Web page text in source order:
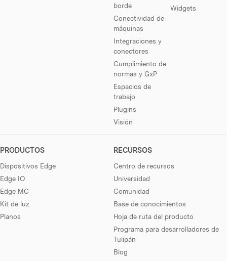
borde
Conectividad de
máquinas
Integraciones y
conectores
Cumplimiento de
normas y GxP
Espacios de
trabajo
Plugins
Visión
Widgets
PRODUCTOS
Dispositivos Edge
Edge IO
Edge MC
Kit de luz
Planos
RECURSOS
Centro de recursos
Universidad
Comunidad
Base de conocimientos
Hoja de ruta del producto
Programa para desarrolladores de
Tulipán
Blog